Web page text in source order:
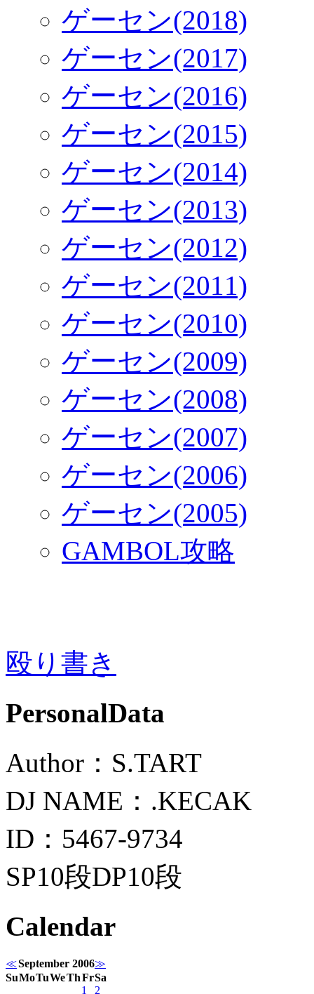
ゲーセン(2018)
ゲーセン(2017)
ゲーセン(2016)
ゲーセン(2015)
ゲーセン(2014)
ゲーセン(2013)
ゲーセン(2012)
ゲーセン(2011)
ゲーセン(2010)
ゲーセン(2009)
ゲーセン(2008)
ゲーセン(2007)
ゲーセン(2006)
ゲーセン(2005)
GAMBOL攻略
殴り書き
PersonalData
Author：S.TART
DJ NAME：.KECAK
ID：5467-9734
SP10段DP10段
Calendar
≪September 2006≫
SuMoTuWeThFrSa
1
2